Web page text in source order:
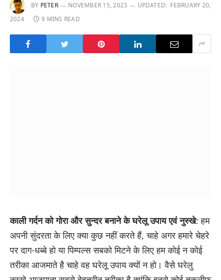
BY PETER NOVEMBER 15, 2023 UPDATED: FEBRUARY 20,
2024
9 MINS READ
काली गर्दन को गोरा और सुन्दर बनाने के घरेलू उपाय एवं नुस्खे: हम
अपनी सुंदरता के लिए क्या कुछ नहीं करते हैं, चाहे अगर हमारे चेहरे
पर दाग-धब्बे हो या पिम्पल्स सबको मिटने के लिए हम कोई न कोई
तरीका आजमाते है चाहे वह घरेलू उपाय क्यों न हो। वैसे घरेलु